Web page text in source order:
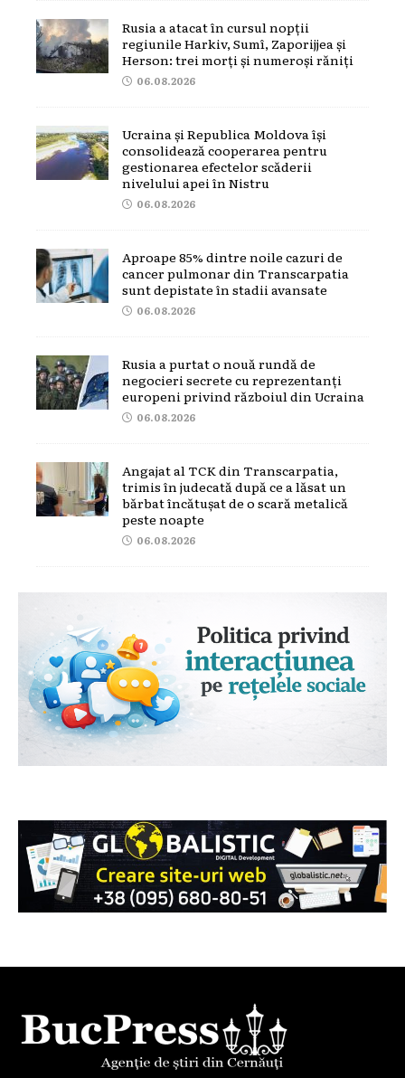
Rusia a atacat în cursul nopții
regiunile Harkiv, Sumî, Zaporijjea și
Herson: trei morți și numeroși răniți
06.08.2026
Ucraina și Republica Moldova își
consolidează cooperarea pentru
gestionarea efectelor scăderii
nivelului apei în Nistru
06.08.2026
Aproape 85% dintre noile cazuri de
cancer pulmonar din Transcarpatia
sunt depistate în stadii avansate
06.08.2026
Rusia a purtat o nouă rundă de
negocieri secrete cu reprezentanți
europeni privind războiul din Ucraina
06.08.2026
Angajat al TCK din Transcarpatia,
trimis în judecată după ce a lăsat un
bărbat încătușat de o scară metalică
peste noapte
06.08.2026